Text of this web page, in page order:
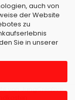
auch von
der Website
zu
Sie in unserer
vonJungCreative.